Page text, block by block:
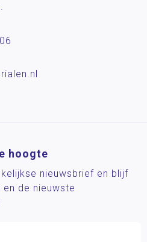
hoogte
nieuwsbrief en blijf
de nieuwste